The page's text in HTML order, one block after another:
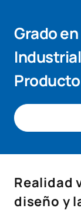
Grado
Producto
Realidad
diseño y